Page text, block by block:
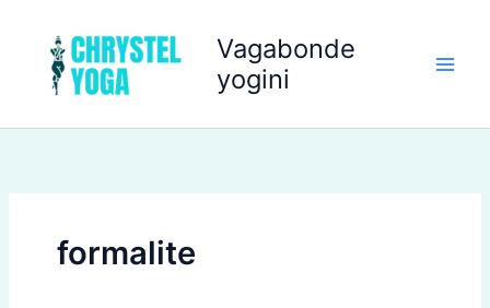
contenu
Vagabonde
yogini
formalite